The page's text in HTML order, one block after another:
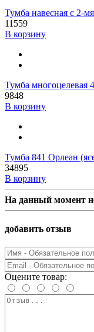
Тумба навесная с 2-
11559
В корзину
Тумба многоцелевая
9848
В корзину
Тумба 841 Орлеан
34895
В корзину
На данный момент
добавить отзыв
Оцените товар: